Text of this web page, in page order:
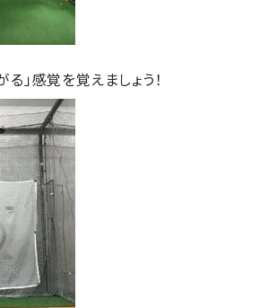
」感覚を覚えましょう！